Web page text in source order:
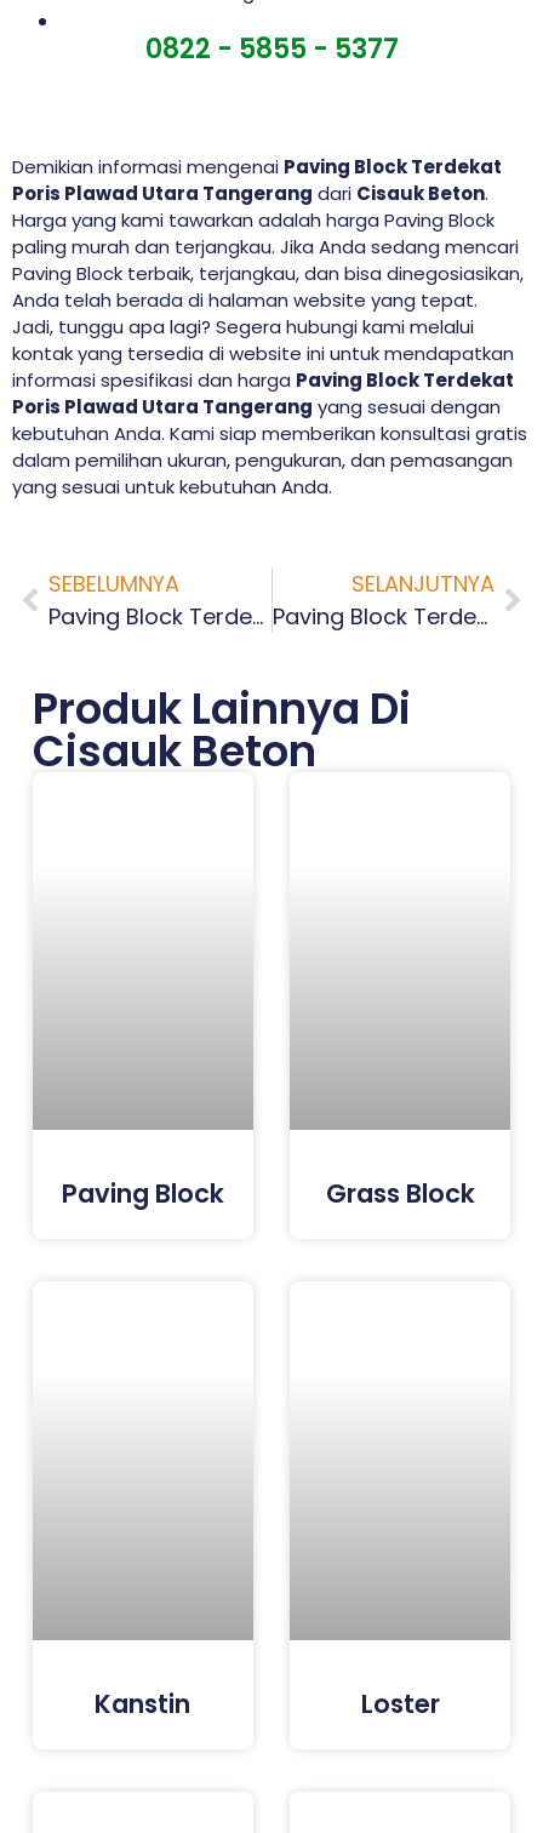
0822 - 5855 - 5377
Demikian informasi mengenai Paving Block Terdekat
Poris Plawad Utara Tangerang dari Cisauk Beton.
Harga yang kami tawarkan adalah harga Paving Block
paling murah dan terjangkau. Jika Anda sedang mencari
Paving Block terbaik, terjangkau, dan bisa dinegosiasikan,
Anda telah berada di halaman website yang tepat.
Jadi, tunggu apa lagi? Segera hubungi kami melalui
kontak yang tersedia di website ini untuk mendapatkan
informasi spesifikasi dan harga Paving Block Terdekat
Poris Plawad Utara Tangerang yang sesuai dengan
kebutuhan Anda. Kami siap memberikan konsultasi gratis
dalam pemilihan ukuran, pengukuran, dan pemasangan
yang sesuai untuk kebutuhan Anda.
SEBELUMNYA
Paving Block Terdekat Poris Plawad Indah Tangerang
SELANJUTNYA
Paving Block Terdekat Jatiuwung Tangerang
Produk Lainnya Di
Cisauk Beton
Paving Block Grass Block
Kanstin Loster